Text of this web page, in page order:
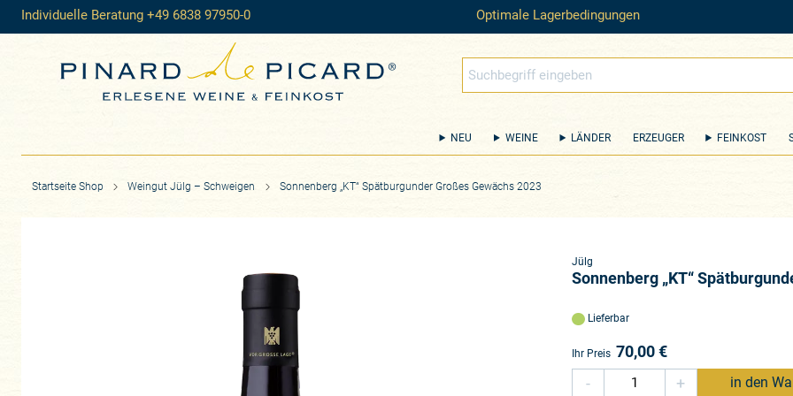
Individuelle Beratung +49 6838 97950-0 Optimale Lagerbedingungen
NEU WEINE LÄNDER ERZEUGER FEINKOST
Startseite Shop Weingut Jülg – Schweigen Sonnenberg „KT“ Spätburgunder Großes Gewächs 2023
Jülg
Sonnenberg „KT“
Lieferbar
Ihr Preis 70,00€
-
+ in den